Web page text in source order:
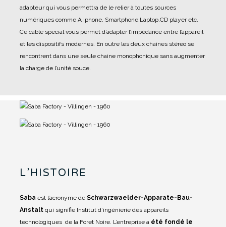
adapteur qui vous permettra de le relier à toutes sources
numériques comme A Iphone, Smartphone,Laptop,CD player etc.
Ce cable special vous permet d’adapter l’impédance entre l’appareil
et les dispositifs modernes. En outre les deux chaines stéreo se
rencontrent dans une seule chaine monophonique sans augmenter
la charge de l’unité souce.
L’HISTOIRE
Saba est l’acronyme de Schwarzwaelder-Apparate-Bau-
Anstalt qui signifie Institut d’ingénierie des appareils
technologiques de la Foret Noire. L’entreprise a été fondé le